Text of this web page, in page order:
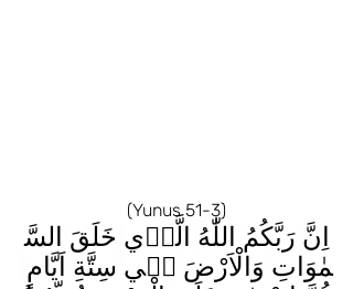
(Yunus 51-3)
اِنَّ رَبَّكُمُ اللّٰهُ الَّذ۪ي خَلَقَ السَّ
مٰوَاتِ وَالْاَرْضَ ف۪ي سِتَّةِ اَيَّامٍ